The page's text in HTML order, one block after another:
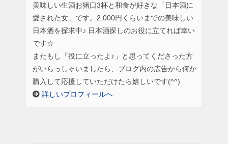
美味しい生酒お猪口3杯と和食が好きな「日本酒に
愛された女」です。2,000円くらいまでの美味しい
日本酒を探求中♪ 日本酒探しのお役に立てれば幸い
です☆
またもし「役に立ったよ♪」と思ってくださった方
がいらっしゃいましたら、ブログ内の広告から何か
購入して応援していただけたら嬉しいです(^^)
詳しいプロフィールへ